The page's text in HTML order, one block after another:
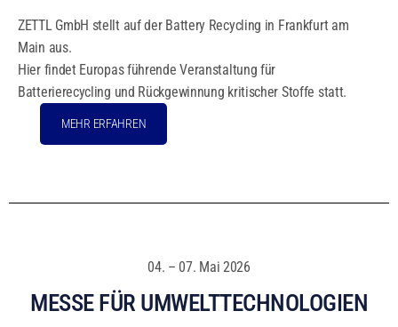
ZETTL GmbH stellt auf der Battery Recycling in Frankfurt am
Main aus.
Hier findet Europas führende Veranstaltung für
Batterierecycling und Rückgewinnung kritischer Stoffe statt.
MEHR ERFAHREN
04. – 07. Mai 2026
MESSE FÜR UMWELTTECHNOLOGIEN